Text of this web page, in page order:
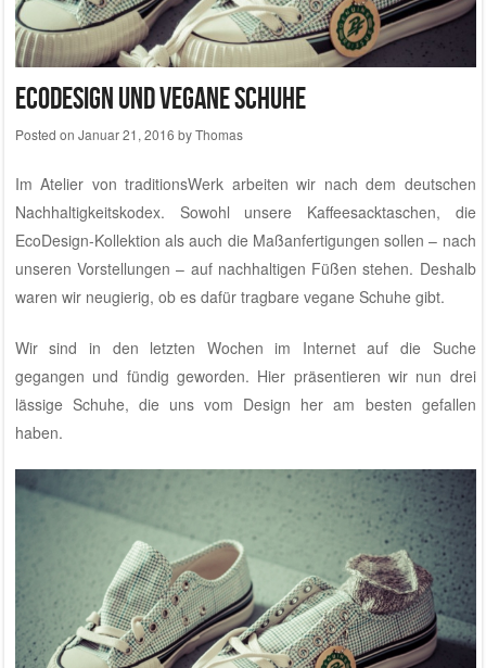
EcoDesign und vegane Schuhe
Posted on Januar 21, 2016 byThomas
ImAtelier von traditionsWerk arbeiten wir nach dem deutschen
Nachhaltigkeitskodex. Sowohl unsere Kaffeesacktaschen, die
EcoDesign-Kollektion als auch die Maßanfertigungen sollen – nach
unseren Vorstellungen – auf nachhaltigen Füßen stehen. Deshalb
waren wir neugierig, ob es dafür tragbare vegane Schuhe gibt.
Wir sind in den letzten Wochen im Internet auf die Suche
gegangen und fündig geworden. Hier präsentieren wir nun drei
lässige Schuhe, die uns vom Design her am besten gefallen
haben.